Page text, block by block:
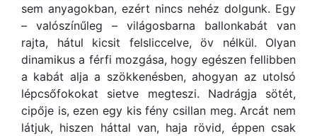
sem anyagokban, ezért nincs nehéz dolgunk. Egy
– valószínűleg – világosbarna ballonkabát van
rajta, hátul kicsit felsliccelve, öv nélkül. Olyan
dinamikus a férfi mozgása, hogy egészen fellibben
a kabát alja a szökkenésben, ahogyan az utolsó
lépcsőfokokat sietve megteszi. Nadrágja sötét,
cipője is, ezen egy kis fény csillan meg. Arcát nem
látjuk, hiszen háttal van, haja rövid, éppen csak